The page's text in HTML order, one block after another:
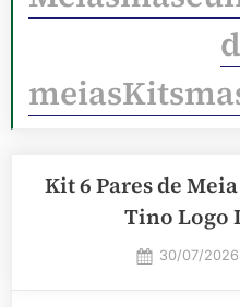
Kit 6 Pares de
Tino Logo
Posted
30/07/2026